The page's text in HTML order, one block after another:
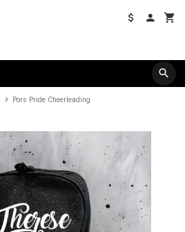
Pors Pride Cheerleading